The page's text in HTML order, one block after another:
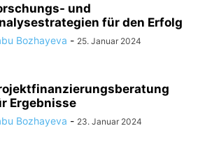
und
für den Erfolg
Bozhayeva - 25. Januar 2024
Ergebnisse
Bozhayeva - 23. Januar 2024